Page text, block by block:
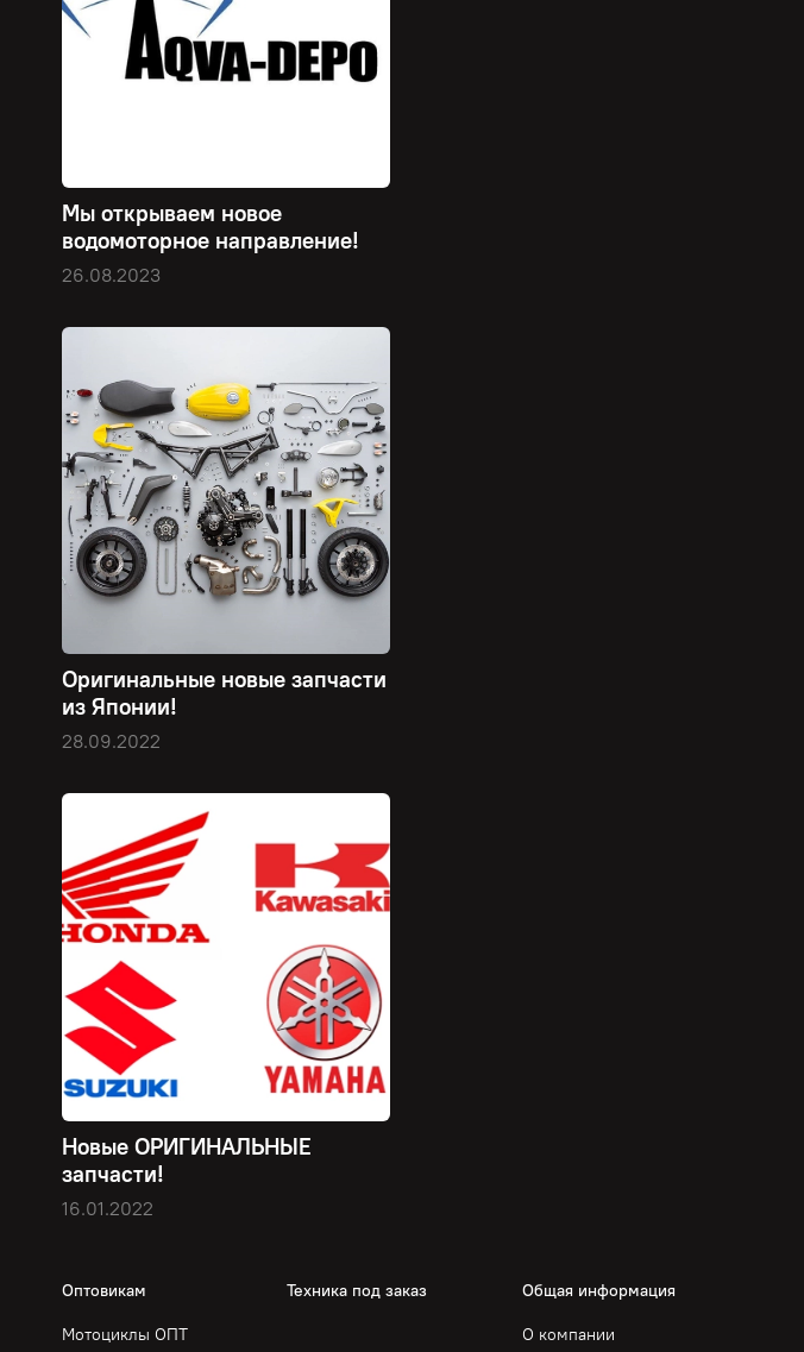
Мы открываем новое
водомоторное направление!
26.08.2023
Оригинальные новые запчасти
из Японии!
28.09.2022
Новые ОРИГИНАЛЬНЫЕ
запчасти!
16.01.2022
Оптовикам
Мотоциклы ОПТ
Техника под заказ Общая информация
О компании